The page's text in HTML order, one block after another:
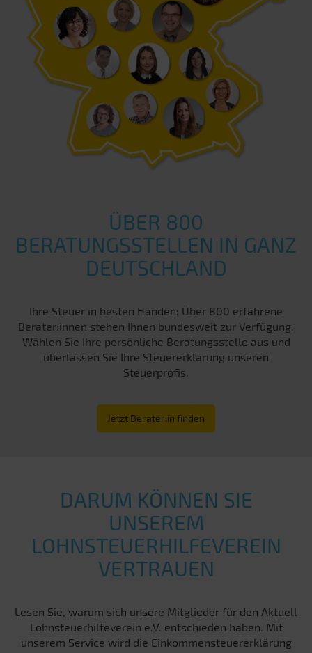
ÜBER 800
BERATUNGSSTELLEN IN GANZ
DEUTSCHLAND
Ihre Steuer in besten Händen: Über 800 erfahrene
Berater:innen stehen Ihnen bundesweit zur Verfügung.
Wählen Sie Ihre persönliche Beratungsstelle aus und
überlassen Sie Ihre Steuererklärung unseren
Steuerprofis.
Jetzt Berater:in finden
DARUM KÖNNEN SIE
UNSEREM
LOHNSTEUERHILFEVEREIN
VERTRAUEN
Lesen Sie, warum sich unsere Mitglieder für den Aktuell
Lohnsteuerhilfeverein e.V. entschieden haben. Mit
unserem Service wird die Einkommensteuererklärung